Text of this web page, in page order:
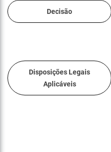
Decisão
Disposições Legais
Aplicáveis